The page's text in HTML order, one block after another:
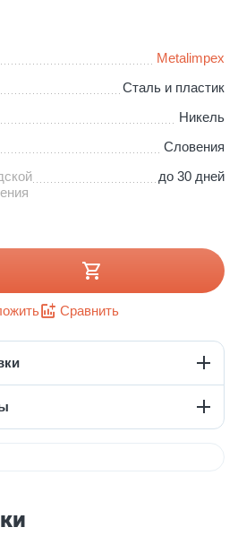
Metalimpex
Сталь и пластик
Никель
Словения
до 30 дней
Сравнить